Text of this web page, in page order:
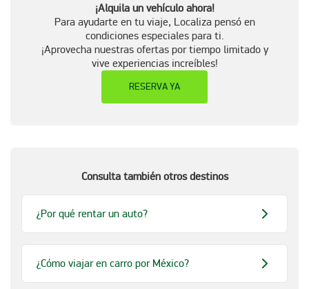
¡Alquila un vehículo ahora!
Para ayudarte en tu viaje, Localiza pensó en
condiciones especiales para ti.
¡Aprovecha nuestras ofertas por tiempo limitado y
vive experiencias increíbles!
RESERVA YA
Consulta también otros destinos
¿Por qué rentar un auto?
¿Cómo viajar en carro por México?